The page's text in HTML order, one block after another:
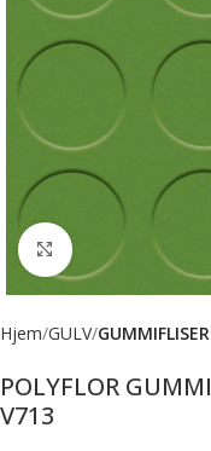
Forstørr bilde
Hjem GULV GUMMIFLISER
POLYFLOR
V713